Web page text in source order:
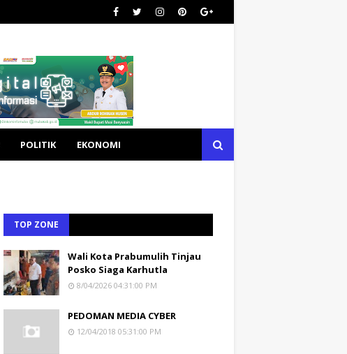
POLITIK EKONOMI
TOP ZONE
Wali Kota Prabumulih Tinjau
Posko Siaga Karhutla
8/04/2026 04:31:00 PM
PEDOMAN MEDIA CYBER
12/04/2018 05:31:00 PM